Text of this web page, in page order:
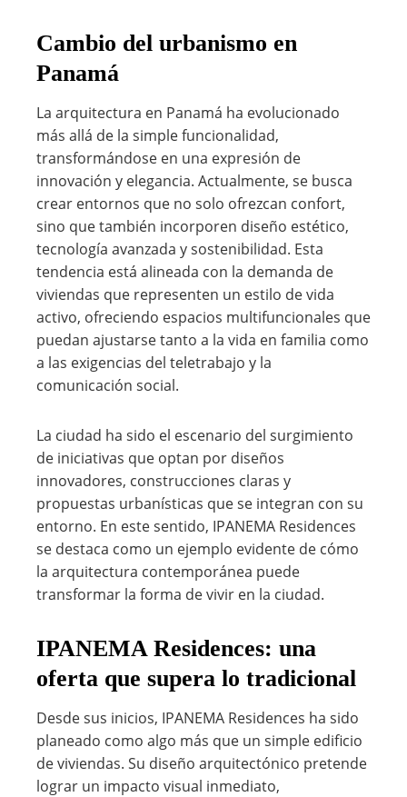
Cambio del urbanismo en
Panamá
La arquitectura en Panamá ha evolucionado
más allá de la simple funcionalidad,
transformándose en una expresión de
innovación y elegancia. Actualmente, se busca
crear entornos que no solo ofrezcan confort,
sino que también incorporen diseño estético,
tecnología avanzada y sostenibilidad. Esta
tendencia está alineada con la demanda de
viviendas que representen un estilo de vida
activo, ofreciendo espacios multifuncionales que
puedan ajustarse tanto a la vida en familia como
a las exigencias del teletrabajo y la
comunicación social.
La ciudad ha sido el escenario del surgimiento
de iniciativas que optan por diseños
innovadores, construcciones claras y
propuestas urbanísticas que se integran con su
entorno. En este sentido, IPANEMA Residences
se destaca como un ejemplo evidente de cómo
la arquitectura contemporánea puede
transformar la forma de vivir en la ciudad.
IPANEMA Residences: una
oferta que supera lo tradicional
Desde sus inicios, IPANEMA Residences ha sido
planeado como algo más que un simple edificio
de viviendas. Su diseño arquitectónico pretende
lograr un impacto visual inmediato,